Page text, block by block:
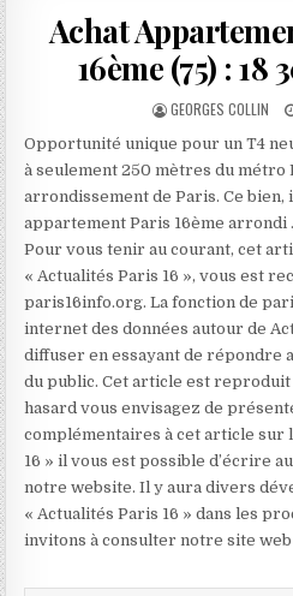
Achat
16ème (75) : 18
AUTHOR:
GEORGES COLLIN
Opportunité unique pour un T4
à seulement 250 mètres du métro
arrondissement de Paris. Ce bien,
appartement Paris 16ème arrondi
Pour vous tenir au courant, cet
« Actualités Paris 16 », vous est
paris16info.org. La fonction de
internet des données autour de
diffuser en essayant de répondre
du public. Cet article est reproduit
hasard vous envisagez de
complémentaires à cet article sur
16 » il vous est possible d’écrire
notre website. Il y aura divers
« Actualités Paris 16 » dans les
invitons à consulter notre site